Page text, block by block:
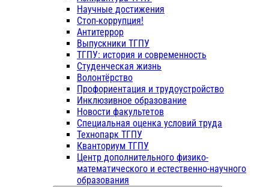
Научные достижения
Стоп-коррупция!
Антитеррор
Выпускники ТГПУ
ТГПУ: история и современность
Студенческая жизнь
Волонтёрство
Профориентация и трудоустройство
Инклюзивное образование
Новости факультетов
Специальная оценка условий труда
Технопарк ТГПУ
Кванториум ТГПУ
Центр дополнительного физико-
математического и естественно-научного
образования